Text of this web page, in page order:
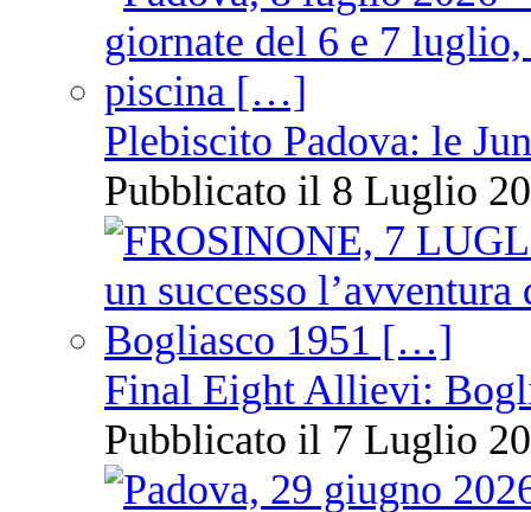
Plebiscito Padova: le
Pubblicato il 8 Luglio
Final Eight Allievi:
Pubblicato il 7 Luglio